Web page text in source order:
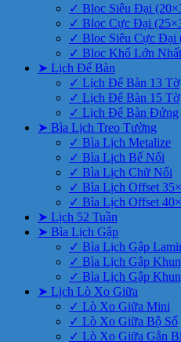
✓ Bloc Siêu Đại
✓ Bloc Cực Đại
✓ Bloc Siêu Cực Đại
✓ Bloc Khổ Lớn
➤ Lịch Để Bàn
✓ Lịch Để Bàn 13 Tờ
✓ Lịch Để Bàn 15 Tờ
✓ Lịch Để Bàn Đứng
➤ Bìa Lịch Treo Tường
✓ Bìa Lịch Metalize
✓ Bìa Lịch Bế Nổi
✓ Bìa Lịch Chữ Nổi
✓ Bìa Lịch Offset
✓ Bìa Lịch Offset
➤ Lịch 52 Tuần
➤ Bìa Lịch Gập
✓ Bìa Lịch Gập
✓ Bìa Lịch Gập
✓ Bìa Lịch Gập
➤ Lịch Lò Xo Giữa
✓ Lò Xo Giữa Mini
✓ Lò Xo Giữa Bộ Số
✓ Lò Xo Giữa Gắn